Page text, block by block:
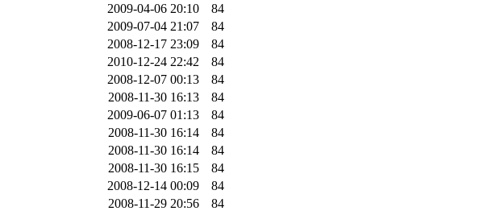
2009-04-06 20:10
84
2009-07-04 21:07
84
2008-12-17 23:09
84
2010-12-24 22:42
84
2008-12-07 00:13
84
2008-11-30 16:13
84
2009-06-07 01:13
84
2008-11-30 16:14
84
2008-11-30 16:14
84
2008-11-30 16:15
84
2008-12-14 00:09
84
2008-11-29 20:56
84